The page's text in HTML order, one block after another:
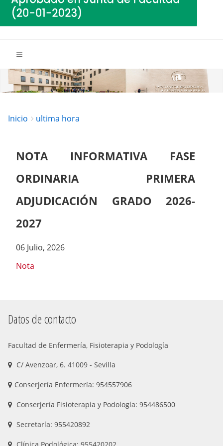
Breadcrumbs
You
Inicio ultima hora
NOTA INFORMATIVA FASE
ORDINARIA PRIMERA
ADJUDICACIÓN GRADO 2026-
2027
06 Julio, 2026
Nota
Datos de contacto
Facultad de Enfermería, Fisioterapia y Podología
C/ Avenzoar, 6. 41009 - Sevilla
Conserjería Enfermería: 954557906
Conserjería Fisioterapia y Podología: 954486500
Secretaría: 955420892